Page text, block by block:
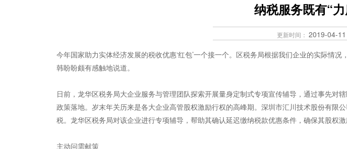
纳税服务既有“
更新时间： 2019-04-11
今年国家助力实体经济发展的税收优惠‘红包’一个接一个。区税务局根据我们企业的实际情
韩盼盼颇有感触地说道。
日前，龙华区税务局大企业服务与管理团队探索开展量身定制式专项宣传辅导，通过事先
政策落地。岁末年关历来是各大企业高管股权激励行权的高峰期。深圳市汇川技术股份有
税。龙华区税务局对该企业进行专项辅导，帮助其确认延迟缴纳税款优惠条件，确保其股权
主动问需献策